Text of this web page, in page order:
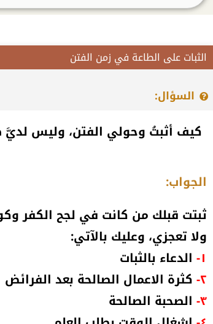
الثبات على الطاعة في زمن الفتن
السؤال:
كيف أثبتُ وحولي الفتن، وليس لديَّ
الجواب:
ثبتت قبلك من كانت في لجح الكفر
ولا تعجزي، وعليك بالآتي:
١- الدعاء بالثبات
٢- كثرة الاعمال الصالحة بعد الفرائض
٣- الصحبة الصالحة